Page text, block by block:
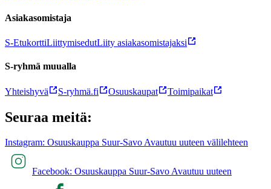
Asiakasomistaja
S-EtukorttiLiittymisedutLiity asiakasomistajaksi
S-ryhmä muualla
Yhteishyvä S-ryhmä.fi Osuuskaupat Toimipaikat
Seuraa meitä:
Instagram: Osuuskauppa Suur-Savo Avautuu uuteen välilehteen
Facebook: Osuuskauppa Suur-Savo Avautuu uuteen